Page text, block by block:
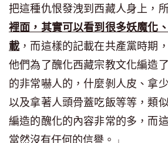
把這種仇恨發洩到西藏人身上，
裡面，其實可以看到很多妖魔化
載 ，而這樣的記載在共產黨時期
他們為了醜化西藏宗教文化編造
的非常嚇人的，什麼剝人皮、拿
以及拿著人頭骨蓋吃飯等等，類
編造的醜化的內容非常的多，而
當然沒有任何的信譽。 」